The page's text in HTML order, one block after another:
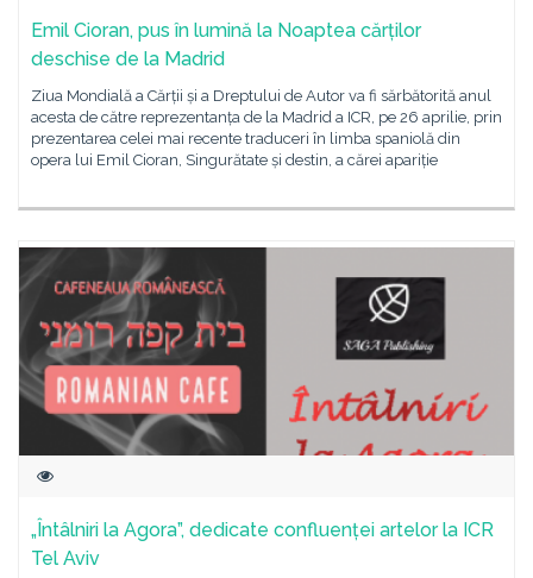
Emil Cioran, pus în lumină la Noaptea cărților
deschise de la Madrid
Ziua Mondială a Cărții și a Dreptului de Autor va fi sărbătorită anul
acesta de către reprezentanța de la Madrid a ICR, pe 26 aprilie, prin
prezentarea celei mai recente traduceri în limba spaniolă din
opera lui Emil Cioran, Singurătate și destin, a cărei apariție
„Întâlniri la Agora”, dedicate confluenței artelor la ICR
Tel Aviv